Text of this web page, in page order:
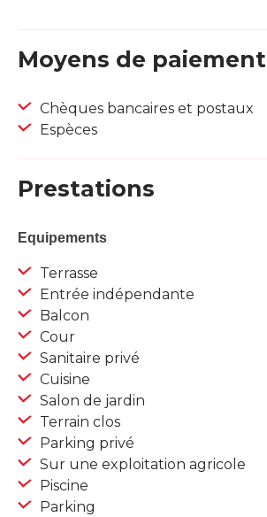
Moyens de paiement
Chèques bancaires et postaux
Espèces
Prestations
Equipements
Terrasse
Entrée indépendante
Balcon
Cour
Sanitaire privé
Cuisine
Salon de jardin
Terrain clos
Parking privé
Sur une exploitation agricole
Piscine
Parking